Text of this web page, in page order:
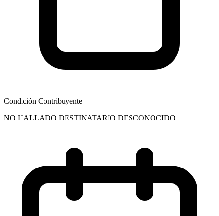
Condición Contribuyente
NO HALLADO DESTINATARIO DESCONOCIDO